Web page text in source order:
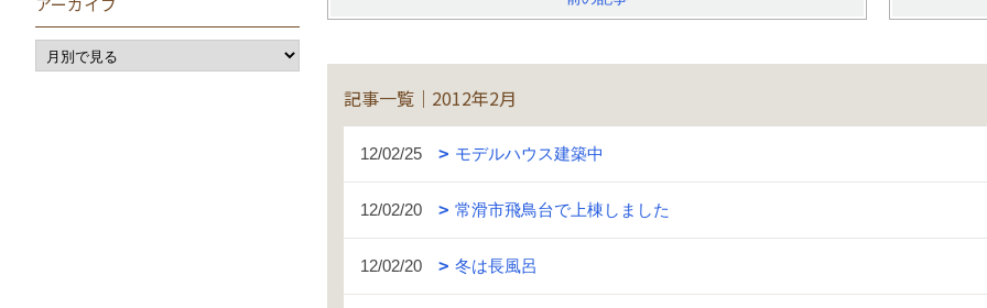
記事一覧｜2012年2月
12/02/25 モデルハウス建築中
12/02/20 常滑市飛鳥台で上棟しました
12/02/20 冬は長風呂